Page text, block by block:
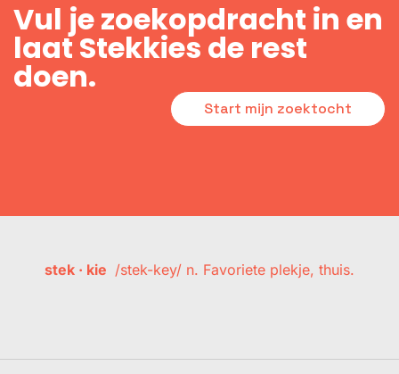
Vul je zoekopdracht in en
laat Stekkies de rest
doen.
Start mijn zoektocht
stek · kie /stek-key/ n. Favoriete plekje, thuis.